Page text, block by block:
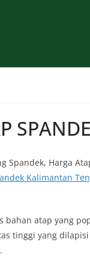
Spandek, Harga
Kalimantan
bahan atap yang
tinggi yang